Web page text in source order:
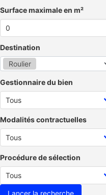
Surface maximale en m²
Destination
Roulier
Gestionnaire du bien
Modalités contractuelles
Procédure de sélection